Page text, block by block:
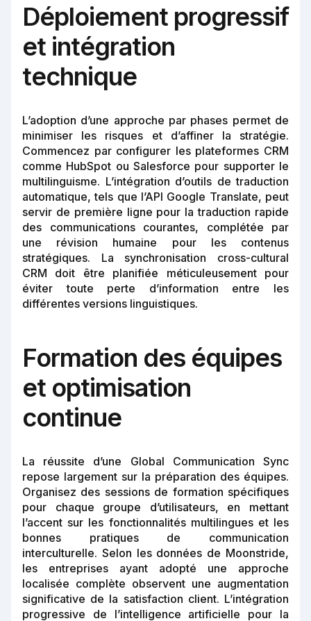
Déploiement progressif
et intégration
technique
L’adoption d’une approche par phases permet de
minimiser les risques et d’affiner la stratégie.
Commencez par configurer les plateformes CRM
comme HubSpot ou Salesforce pour supporter le
multilinguisme. L’intégration d’outils de traduction
automatique, tels que l’API Google Translate, peut
servir de première ligne pour la traduction rapide
des communications courantes, complétée par
une révision humaine pour les contenus
stratégiques. La synchronisation cross-cultural
CRM doit être planifiée méticuleusement pour
éviter toute perte d’information entre les
différentes versions linguistiques.
Formation des équipes
et optimisation
continue
La réussite d’une Global Communication Sync
repose largement sur la préparation des équipes.
Organisez des sessions de formation spécifiques
pour chaque groupe d’utilisateurs, en mettant
l’accent sur les fonctionnalités multilingues et les
bonnes pratiques de communication
interculturelle. Selon les données de Moonstride,
les entreprises ayant adopté une approche
localisée complète observent une augmentation
significative de la satisfaction client. L’intégration
progressive de l’intelligence artificielle pour la